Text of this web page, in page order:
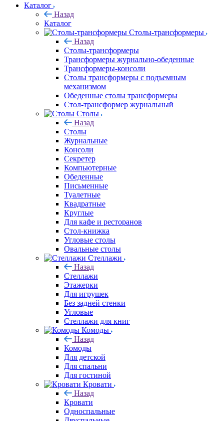
Каталог
Назад
Каталог
Столы-трансформеры
Назад
Столы-трансформеры
Трансформеры журнально-обеденные
Трансформеры-консоли
Столы трансформеры с подъемным
механизмом
Обеденные столы трансформеры
Стол-трансформер журнальный
Столы
Назад
Столы
Журнальные
Консоли
Секретер
Компьютерные
Обеденные
Письменные
Туалетные
Квадратные
Круглые
Для кафе и ресторанов
Стол-книжка
Угловые столы
Овальные столы
Стеллажи
Назад
Стеллажи
Этажерки
Для игрушек
Без задней стенки
Угловые
Стеллажи для книг
Комоды
Назад
Комоды
Для детской
Для спальни
Для гостиной
Кровати
Назад
Кровати
Односпальные